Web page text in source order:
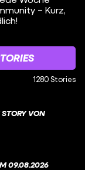
– Kurz,
1280 Stories
VON
09.08.2026